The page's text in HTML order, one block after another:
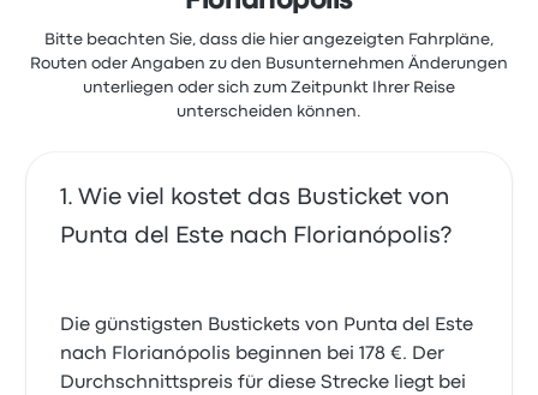
Bitte beachten Sie, dass die hier angezeigten Fahrpläne,
Routen oder Angaben zu den Busunternehmen Änderungen
unterliegen oder sich zum Zeitpunkt Ihrer Reise
unterscheiden können.
Wie viel kostet das Busticket von
Punta del Este nach Florianópolis?
Die günstigsten Bustickets von Punta del Este
nach Florianópolis beginnen bei 178 €. Der
Durchschnittspreis für diese Strecke liegt bei